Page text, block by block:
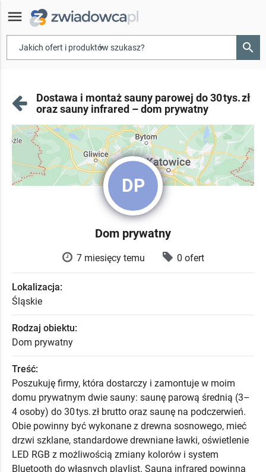
menu
▾ search
Dostawa i montaż sauny parowej do 30 tys. zł
oraz sauny infrared – dom prywatny
DP
Dom prywatny
7 miesięcy temu 0 ofert
Lokalizacja:
Śląskie
Rodzaj obiektu:
Dom prywatny
Treść:
Poszukuję firmy, która dostarczy i zamontuje w moim
domu prywatnym dwie sauny: saunę parową średnią (3–
4 osoby) do 30 tys. zł brutto oraz saunę na podczerwień.
Obie powinny być wykonane z drewna sosnowego, mieć
drzwi szklane, standardowe drewniane ławki, oświetlenie
LED RGB z możliwością zmiany kolorów i system
Bluetooth do własnych playlist. Sauna infrared powinna